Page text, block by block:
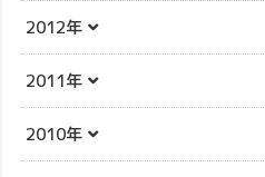
2012年
2011年
2010年